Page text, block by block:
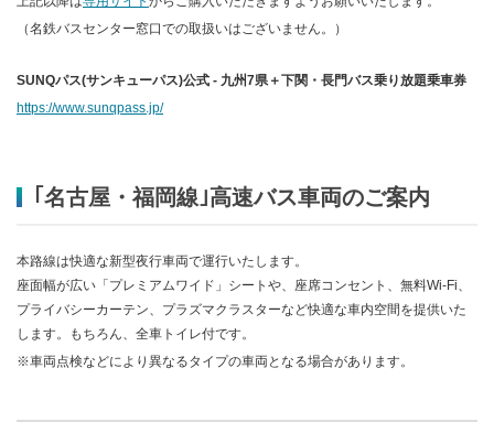
（名鉄バスセンター窓口での取扱いはございません。）
SUNQパス(サンキューパス)公式 - 九州7県＋下関・長門バス乗り放題乗車券
https://www.sunqpass.jp/
｢名古屋・福岡線｣高速バス車両のご案内
本路線は快適な新型夜行車両で運行いたします。
座面幅が広い「プレミアムワイド」シートや、座席コンセント、無料Wi-Fi、
プライバシーカーテン、プラズマクラスターなど快適な車内空間を提供いた
します。もちろん、全車トイレ付です。
※車両点検などにより異なるタイプの車両となる場合があります。